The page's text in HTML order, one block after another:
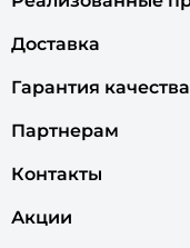
Доставка
Гарантия качества
Партнерам
Контакты
Акции